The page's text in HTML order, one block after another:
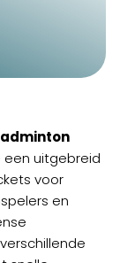
een uitgebreid
voor
en